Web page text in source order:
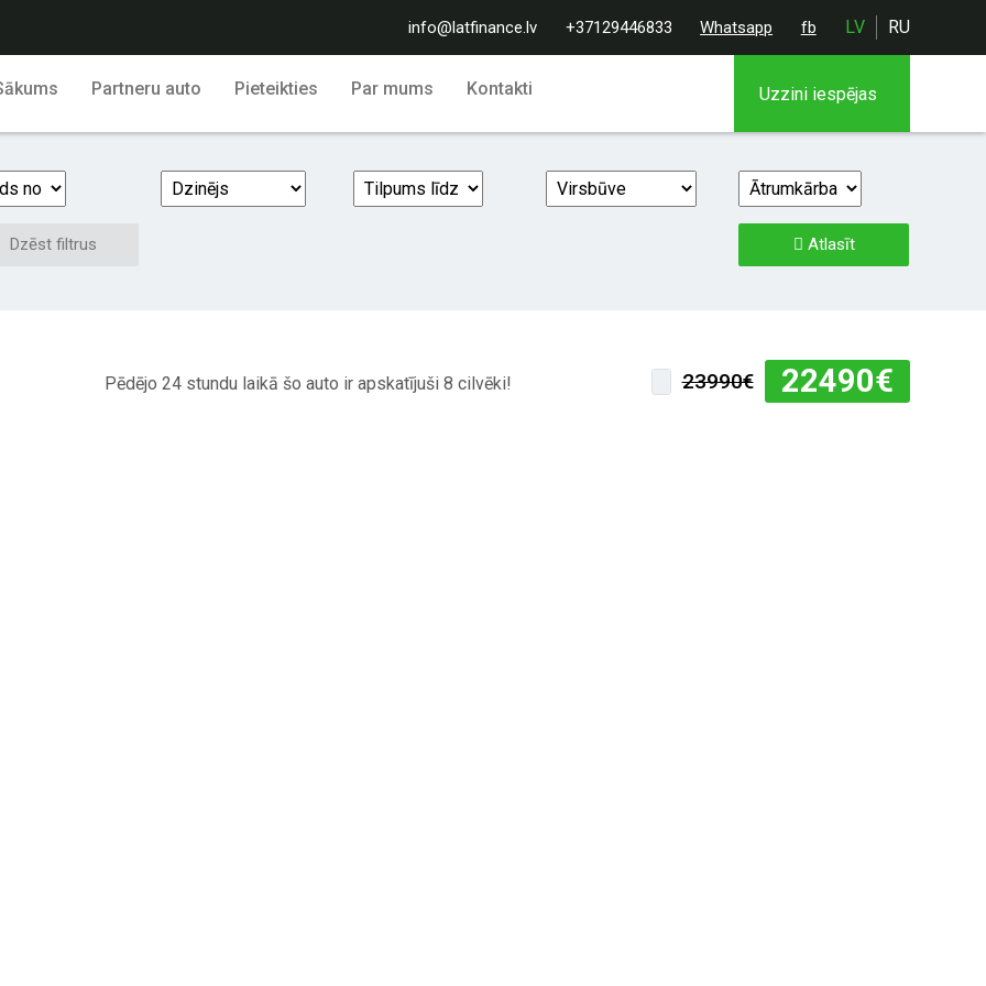
info@latfinance.lv +37129446833 Whatsapp fb LV RU
Partneru auto Pieteikties Par mums Kontakti Uzzini iespējas
Dzēst filtrus Atlasīt
Pēdējo 24 stundu laikā šo auto ir apskatījuši 8 cilvēki! 23990€ 22490€